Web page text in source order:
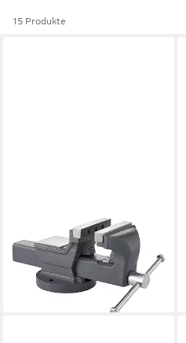
15 Produkte
Schraubstock,
Parallelschraubstock 100 mm
83,98 €
lieferbar - in 2-3 Werktagen bei dir